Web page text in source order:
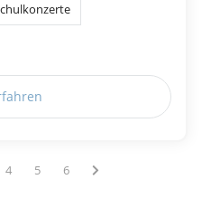
la page
êtes sur la page
Vous êtes sur la page
4 Vous êtes sur la page
5 Vous êtes sur la page
6